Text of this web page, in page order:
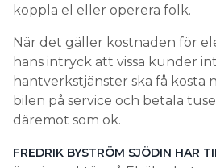
koppla el eller operera folk.
När det gäller kostnaden för
hans intryck att vissa kunder
hantverkstjänster ska få kosta
bilen på service och betala
däremot som ok.
FREDRIK BYSTRÖM SJÖDIN HAR